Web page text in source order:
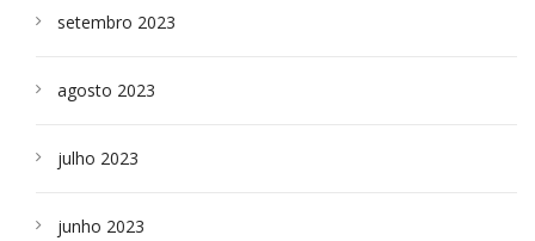
setembro 2023
agosto 2023
julho 2023
junho 2023